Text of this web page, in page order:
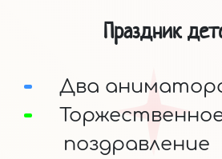
Праздник
Два
поздравление